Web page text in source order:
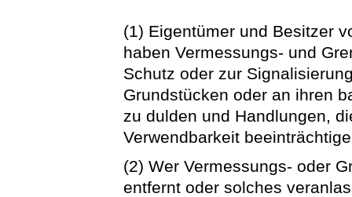
(1) Eigentümer und Besitzer
haben Vermessungs- und
Schutz oder zur
Grundstücken oder an ihren
zu dulden und Handlungen,
Verwendbarkeit
(2) Wer Vermessungs- oder
entfernt oder solches